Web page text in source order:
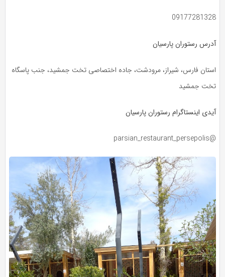
09177281328
آدرس رستوران پارسیان
استان فارس، شیراز، مرودشت، جاده اختصاصی تخت جمشید، جنب پاسگاه
تخت جمشید
آیدی اینستاگرام رستوران پارسیان
@parsian_restaurant_persepolis